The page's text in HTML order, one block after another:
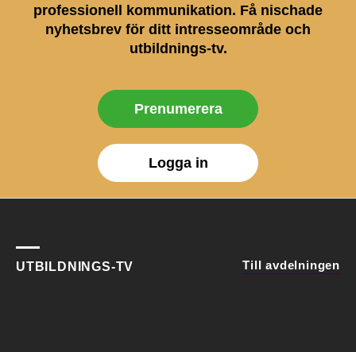
professionell kommunikation. Få nischade
nyhetsbrev för ditt intresseområde och
utbildnings-tv.
Prenumerera
Logga in
UTBILDNINGS-TV Till avdelningen